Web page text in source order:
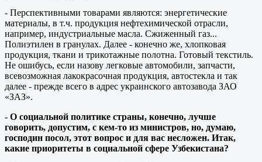
- Перспективными товарами являются: энергетические
материалы, в т.ч. продукция нефтехимической отрасли,
например, индустриальные масла. Сжиженный газ...
Полиэтилен в гранулах. Далее - конечно же, хлопковая
продукция, ткани и трикотажные полотна. Готовый текстиль.
Не ошибусь, если назову легковые автомобили, запчасти,
всевозможная лакокрасочная продукция, автостекла и так
далее - прежде всего в адрес украинского автозавода ЗАО
«ЗАЗ».
- О социальной политике страны, конечно, лучше
говорить, допустим, с кем-то из министров, но, думаю,
господин посол, этот вопрос и для вас несложен. Итак,
какие приоритеты в социальной сфере Узбекистана?